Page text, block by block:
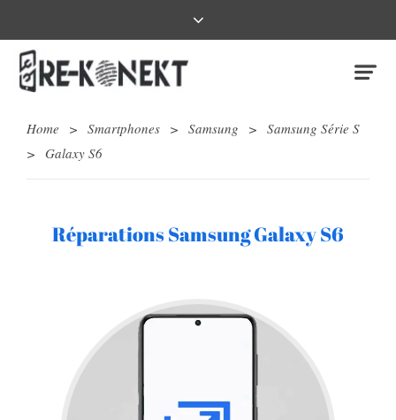
Home > Smartphones > Samsung > Samsung Série S
> Galaxy S6
Réparations Samsung Galaxy S6